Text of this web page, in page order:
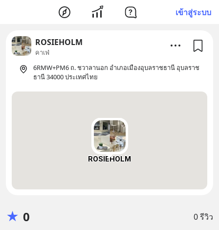
เข้าสู่ระบบ
ROSIEHOLM
คาเฟ่
6RMW+PM6 ถ. ชวาลานอก อำเภอเมืองอุบลราชธานี อุบลราช
ธานี 34000 ประเทศไทย
ROSIEHOLM
★ 0 0 รีวิว